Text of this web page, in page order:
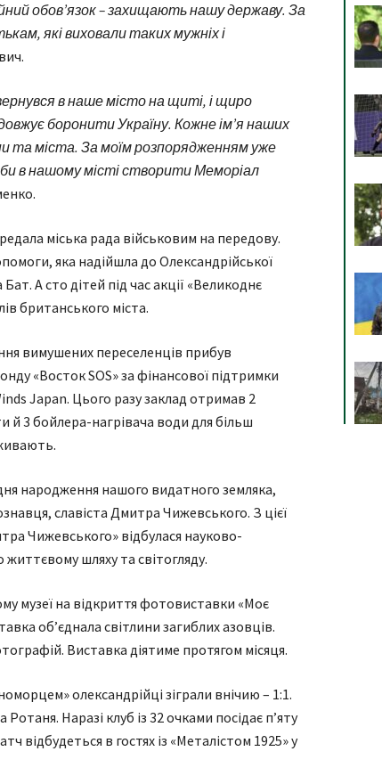
обов’язок – захищають нашу державу. За
які виховали таких мужніх і
в наше місто на щиті, і щиро
боронити Україну. Кожне ім’я наших
та міста. За моїм розпорядженням уже
в нашому місті створити Меморіал
міська рада військовим на передову.
яка надійшла до Олександрійської
А сто дітей під час акції «Великоднє
британського міста.
вимушених переселенців прибув
«Восток SOS» за фінансової підтримки
Japan. Цього разу заклад отримав 2
3 бойлера-нагрівача води для більш
народження нашого видатного земляка,
славіста Дмитра Чижевського. З цієї
Чижевського» відбулася науково-
шляху та світогляду.
музеї на відкриття фотовиставки «Моє
об’єднала світлини загиблих азовців.
Виставка діятиме протягом місяця.
олександрійці зіграли внічию – 1:1.
Наразі клуб із 32 очками посідає п’яту
відбудеться в гостях із «Металістом 1925» у